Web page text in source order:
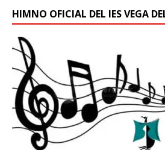
HIMNO OFICIAL DEL IES VEGA